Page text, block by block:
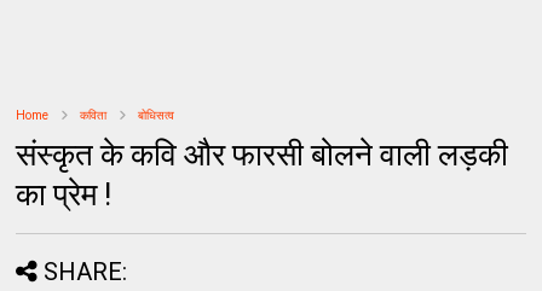
Home कविता बोधिसत्व
संस्कृत के कवि और फारसी बोलने वाली लड़की
का प्रेम !
SHARE: